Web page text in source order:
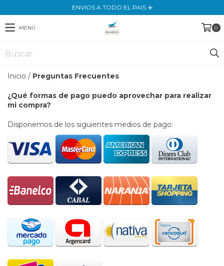
ENVIOS A TODO EL PAIS ✈️
MENÚ 0
Inicio / Preguntas Frecuentes
¿Qué formas de pago puedo aprovechar para realizar
mi compra?
Disponemos de los siguientes medios de pago: